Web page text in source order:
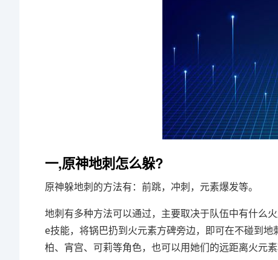
一,原神地刺怎么躲?
原神躲地刺的方法有：前跳，冲刺，元素爆发等。
地刺有多种方法可以通过，主要取决于队伍中有什么
e技能，将锅巴扔到火元素方碑旁边，即可在不碰到
柏、宵宫、可莉等角色，也可以用她们的远距离火元素